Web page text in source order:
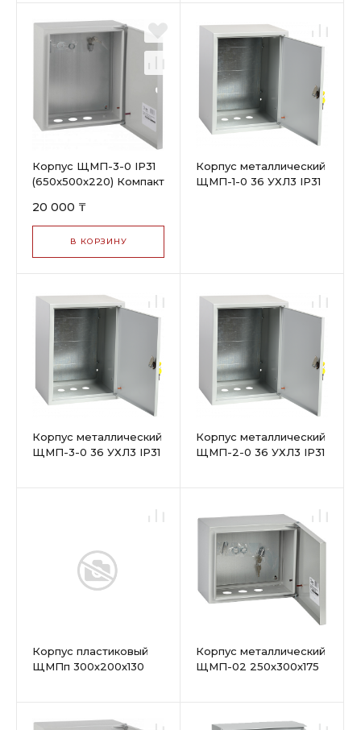
Корпус ЩМП-3-0 IP31
(650x500x220) Компакт
20 000 ₸
В КОРЗИНУ
Корпус металлический
ЩМП-1-0 36 УХЛ3 IP31
Корпус металлический
ЩМП-3-0 36 УХЛ3 IP31
Корпус металлический
ЩМП-2-0 36 УХЛ3 IP31
Корпус пластиковый
ЩМПп 300х200х130
Корпус металлический
ЩМП-02 250х300х175